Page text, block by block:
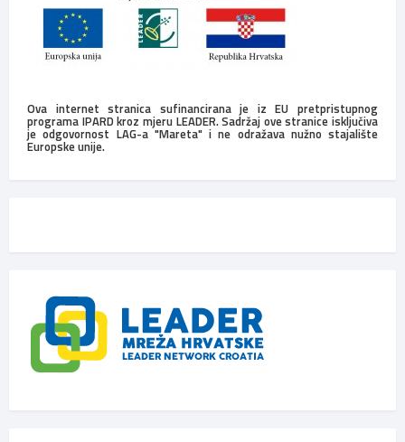
Ova internet stranica sufinancirana je iz EU pretpristupnog
programa IPARD kroz mjeru LEADER. Sadržaj ove stranice isključiva
je odgovornost LAG-a "Mareta" i ne odražava nužno stajalište
Europske unije.